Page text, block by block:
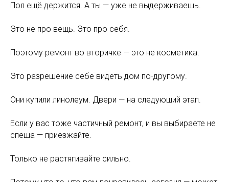
Пол ещё держится. А ты — уже не выдерживаешь.
Это не про вещь. Это про себя.
Поэтому ремонт во вторичке — это не косметика.
Это разрешение себе видеть дом по-другому.
Они купили линолеум. Двери — на следующий этап.
Если у вас тоже частичный ремонт, и вы выбираете не
спеша — приезжайте.
Только не растягивайте сильно.